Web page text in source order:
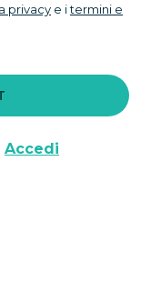
privacy e itermini e
Accedi